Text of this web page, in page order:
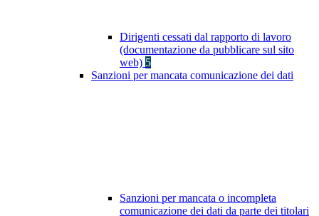
Dirigenti cessati dal rapporto di lavoro
(documentazione da pubblicare sul sito
web) 5
Sanzioni per mancata comunicazione dei dati
Sanzioni per mancata o incompleta
comunicazione dei dati da parte dei titolari